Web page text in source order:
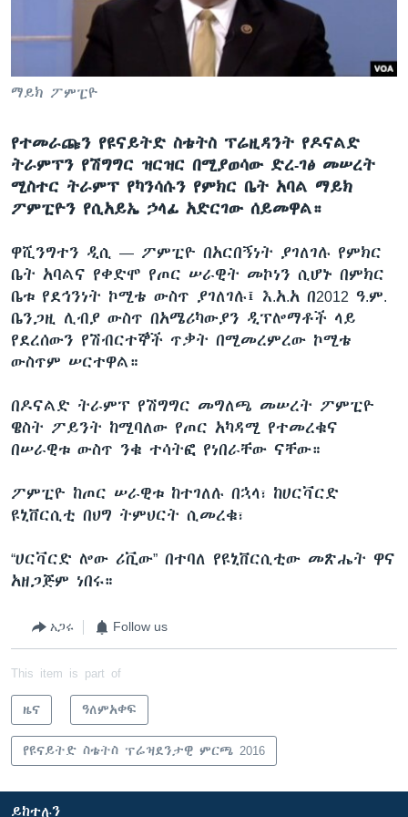
ቋንቋዎች
ማይክ ፖምፒዮ
የተመራጩን የዩናይትድ ስቴትስ ፕሬዚዳንት የዶናልድ
ትራምፕን የሽግግር ዝርዝር በሚያወሳው ድረ-ገፅ መሠረት
ሚስተር ትራምፕ የካንሳሱን የምክር ቤት አባል ማይክ
ፖምፒዮን የሲአይኤ ኃላፊ አድርገው ሰይመዋል።
ዋሺንግተን ዲሲ — ፖምፒዮ በአርበኝነት ያገለገሉ የምክር
ቤት አባልና የቀድሞ የጦር ሠራዊት መኮነን ሲሆኑ በምክር
ቤቱ የደኅንነት ኮሚቴ ውስጥ ያገለገሉ፤ እ.አ.አ በ2012 ዓ.ም.
ቤንጋዚ ሊብያ ውስጥ በአሜሪካውያን ዲፕሎማቶች ላይ
የደረሰውን የሽብርተኞች ጥቃት በሚመረምረው ኮሚቴ
ውስጥም ሠርተዋል።
በዶናልድ ትራምፕ የሽግግር መግለጫ መሠረት ፖምፒዮ
ዌስት ፖይንት ከሚባለው የጦር አካዳሚ የተመረቁና
በሠራዊቱ ውስጥ ንቁ ተሳትፎ የነበራቸው ናቸው።
ፖምፒዮ ከጦር ሠራዊቱ ከተገለሉ በኋላ፣ ከሀርቫርድ
ዩኒቨርሲቲ በህግ ትምህርት ሲመረቁ፣
“ሀርቫርድ ሎው ሪቪው” በተባለ የዩኒቨርሲቲው መጽሔት ዋና
አዘጋጅም ነበሩ።
አጋሩ Follow us
This item is part of
ዜና ዓለምአቀፍ
የዩናይትድ ስቴትስ ፕሬዝደንታዊ ምርጫ 2016
ይከተሉን